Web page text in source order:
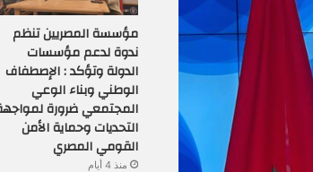
مؤسسة المصريين تنظم
ندوة لدعم مؤسسات
الدولة وتؤكد : الإصطفاف
الوطني وبناء الوعي
المجتمعي ضرورة
التحديات وحماية الأمن
القومي المصري
منذ 4 أيام